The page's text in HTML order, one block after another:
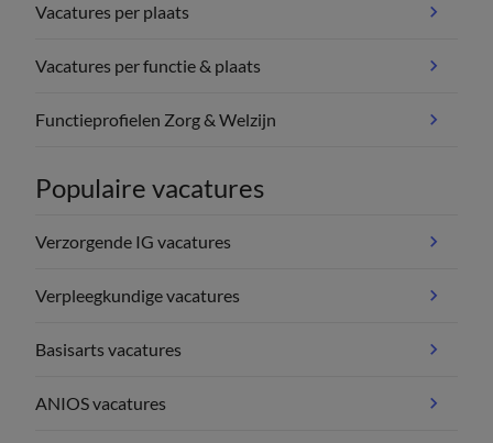
Vacatures per plaats
Vacatures per functie & plaats
Functieprofielen Zorg & Welzijn
Populaire vacatures
Verzorgende IG vacatures
Verpleegkundige vacatures
Basisarts vacatures
ANIOS vacatures